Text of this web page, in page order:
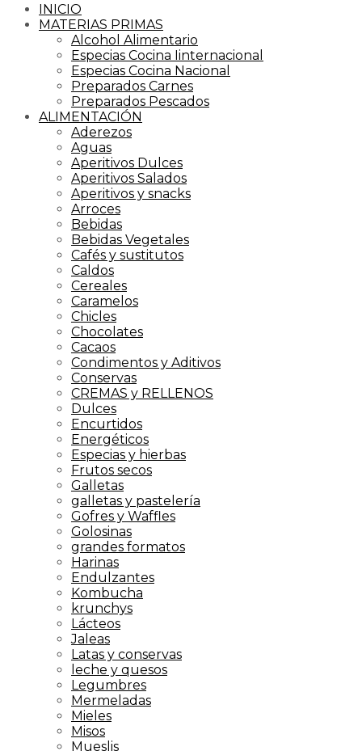
INICIO
MATERIAS PRIMAS
Alcohol Alimentario
Especias Cocina Iinternacional
Especias Cocina Nacional
Preparados Carnes
Preparados Pescados
ALIMENTACIÓN
Aderezos
Aguas
Aperitivos Dulces
Aperitivos Salados
Aperitivos y snacks
Arroces
Bebidas
Bebidas Vegetales
Cafés y sustitutos
Caldos
Cereales
Caramelos
Chicles
Chocolates
Cacaos
Condimentos y Aditivos
Conservas
CREMAS y RELLENOS
Dulces
Encurtidos
Energéticos
Especias y hierbas
Frutos secos
Galletas
galletas y pastelería
Gofres y Waffles
Golosinas
grandes formatos
Harinas
Endulzantes
Kombucha
krunchys
Lácteos
Jaleas
Latas y conservas
leche y quesos
Legumbres
Mermeladas
Mieles
Misos
Mueslis